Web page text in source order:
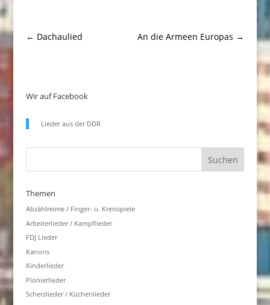
← Dachaulied An die Armeen Europas →
Wir auf Facebook
Lieder aus der DDR
Themen
Abzählreime / Finger- u. Kreisspiele
Arbeiterlieder / Kampflieder
FDJ Lieder
Kanons
Kinderlieder
Pionierlieder
Scherzlieder / Küchenlieder